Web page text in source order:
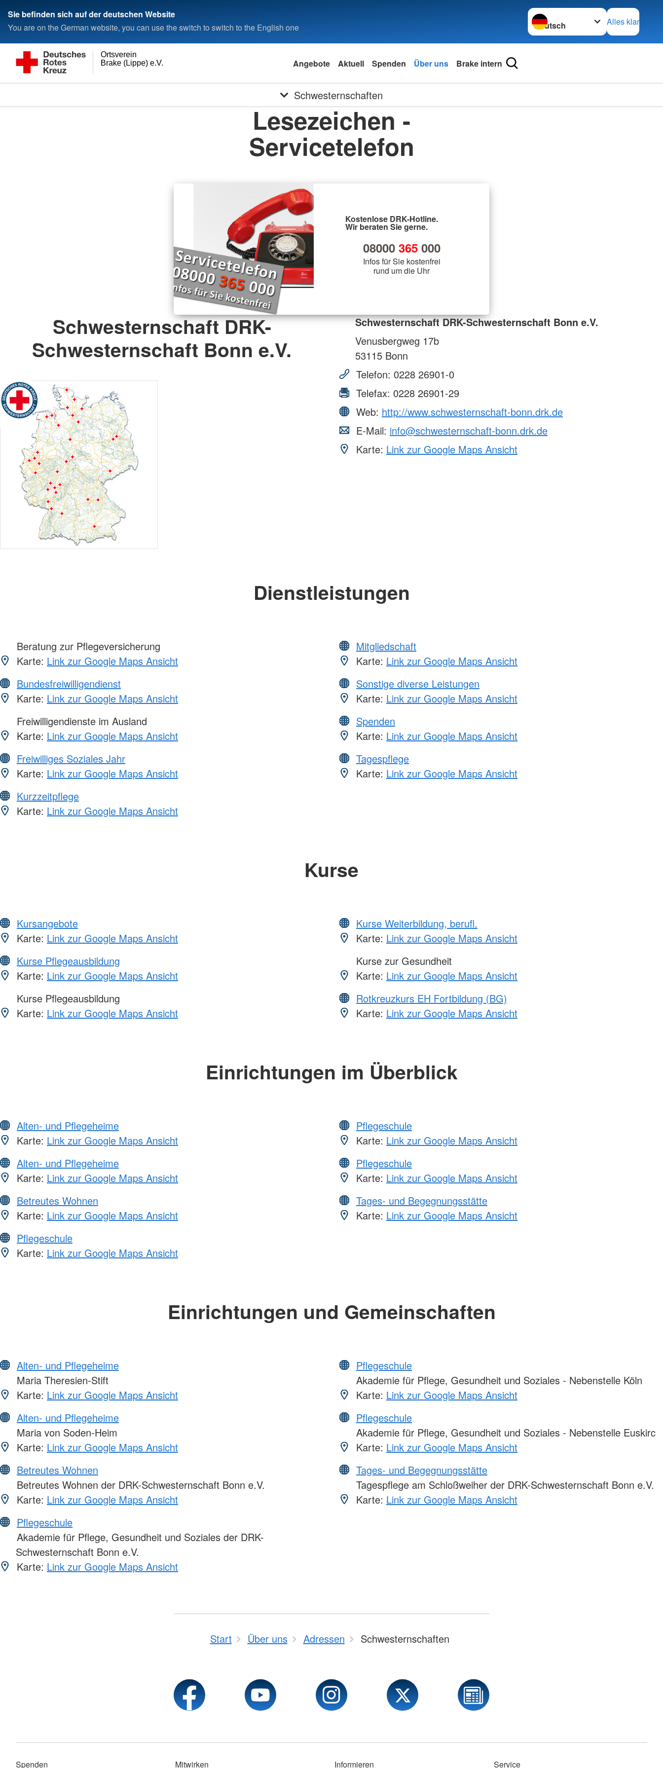
Sie befinden sich auf der deutschen Website
You are on the German website, you can use the switch to switch to the English one
Sprache wechseln zu
Alles klar
Brake (Lippe) e.V.
Ortsverein
Angebote Aktuell Spenden Über uns Brake intern
Schwesternschaften
Lesezeichen -
Servicetelefon
Kostenlose DRK-Hotline.
Wir beraten Sie gerne.
08000 365000
Infos für Sie kostenfrei
rund um die Uhr
Schwesternschaft DRK-
Schwesternschaft Bonn e.V.
Schwesternschaft DRK-Schwesternschaft Bonn e.V.
Venusbergweg 17b
53115 Bonn
Telefon: 0228 26901-0
Telefax: 0228 26901-29
Web: http://www.schwesternschaft-bonn.drk.de
E-Mail: info@schwesternschaft-bonn.drk.de
Karte: Link zur Google Maps Ansicht
Dienstleistungen
Beratung zur Pflegeversicherung
Karte: Link zur Google Maps Ansicht
Bundesfreiwilligendienst
Karte: Link zur Google Maps Ansicht
Freiwilligendienste im Ausland
Karte: Link zur Google Maps Ansicht
Freiwilliges Soziales Jahr
Karte: Link zur Google Maps Ansicht
Kurzzeitpflege
Karte: Link zur Google Maps Ansicht
Mitgliedschaft
Karte: Link zur Google Maps Ansicht
Sonstige diverse Leistungen
Karte: Link zur Google Maps Ansicht
Spenden
Karte: Link zur Google Maps Ansicht
Tagespflege
Karte: Link zur Google Maps Ansicht
Kurse
Kursangebote
Karte: Link zur Google Maps Ansicht
Kurse Pflegeausbildung
Karte: Link zur Google Maps Ansicht
Kurse Pflegeausbildung
Karte: Link zur Google Maps Ansicht
Kurse Weiterbildung, berufl.
Karte: Link zur Google Maps Ansicht
Kurse zur Gesundheit
Karte: Link zur Google Maps Ansicht
Rotkreuzkurs EH Fortbildung (BG)
Karte: Link zur Google Maps Ansicht
Einrichtungen im Überblick
Alten- und Pflegeheime
Karte: Link zur Google Maps Ansicht
Alten- und Pflegeheime
Karte: Link zur Google Maps Ansicht
Betreutes Wohnen
Karte: Link zur Google Maps Ansicht
Pflegeschule
Karte: Link zur Google Maps Ansicht
Pflegeschule
Karte: Link zur Google Maps Ansicht
Pflegeschule
Karte: Link zur Google Maps Ansicht
Tages- und Begegnungsstätte
Karte: Link zur Google Maps Ansicht
Einrichtungen und Gemeinschaften
Alten- und Pflegeheime
Maria Theresien-Stift
Karte: Link zur Google Maps Ansicht
Alten- und Pflegeheime
Maria von Soden-Heim
Karte: Link zur Google Maps Ansicht
Betreutes Wohnen
Betreutes Wohnen der DRK-Schwesternschaft Bonn e.V.
Karte: Link zur Google Maps Ansicht
Pflegeschule
Akademie für Pflege, Gesundheit und Soziales der DRK-
Schwesternschaft Bonn e.V.
Karte: Link zur Google Maps Ansicht
Pflegeschule
Akademie für Pflege, Gesundheit und Soziales - Nebenstelle Köln
Karte: Link zur Google Maps Ansicht
Pflegeschule
Akademie für Pflege, Gesundheit und Soziales - Nebenstelle Euskirc
Karte: Link zur Google Maps Ansicht
Tages- und Begegnungsstätte
Tagespflege am Schloßweiher der DRK-Schwesternschaft Bonn e.V.
Karte: Link zur Google Maps Ansicht
Start Über uns Adressen Schwesternschaften
Spenden Mitwirken Informieren Service